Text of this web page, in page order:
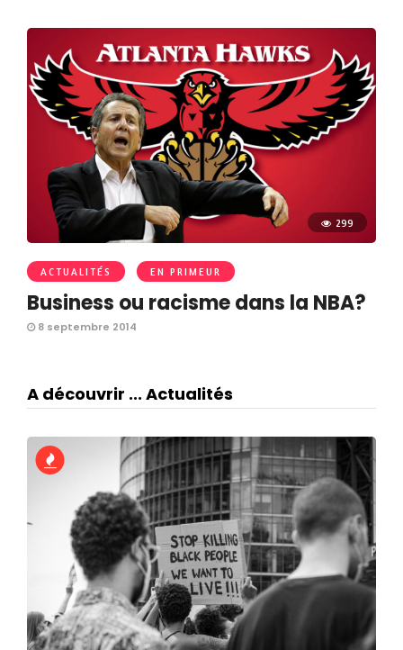
299
ACTUALITÉS EN PRIMEUR
Business ou racisme dans la NBA?
8 septembre 2014
A découvrir ... Actualités